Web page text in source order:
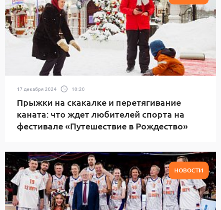
17 декабря 2024 10:20
Прыжки на скакалке и перетягивание
каната: что ждет любителей спорта на
фестивале «Путешествие в Рождество»
НОВОСТИ